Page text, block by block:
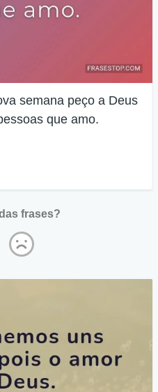
semana peço a Deus
que amo.
frases?